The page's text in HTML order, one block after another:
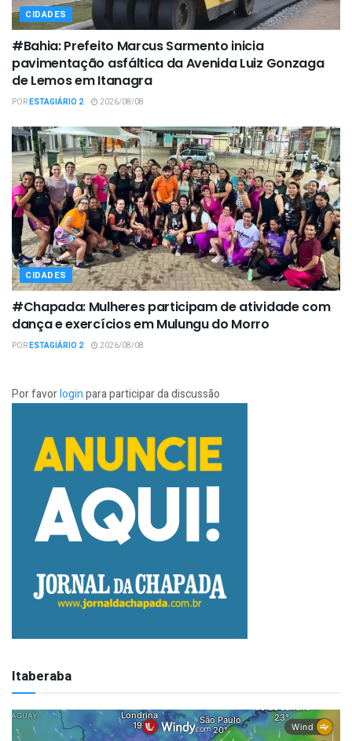
CIDADES
#Bahia: Prefeito Marcus Sarmento inicia
pavimentação asfáltica da Avenida Luiz Gonzaga
de Lemos em Itanagra
PORESTAGIÁRIO 2 2026/08/08
CIDADES
#Chapada: Mulheres participam de atividade com
dança e exercícios em Mulungu do Morro
PORESTAGIÁRIO 2 2026/08/08
Por favorloginpara participar da discussão
Itaberaba